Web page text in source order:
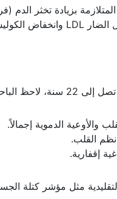
بزيادة تخثر الدم
مثل مؤشر كتلة